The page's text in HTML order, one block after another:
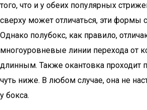
того, что и у обеих популярных
сверху может отличаться, эти формы
Однако полубокс, как правило,
многоуровневые линии перехода от
длинным. Также окантовка проходит
чуть ниже. В любом случае, она не
у бокса.